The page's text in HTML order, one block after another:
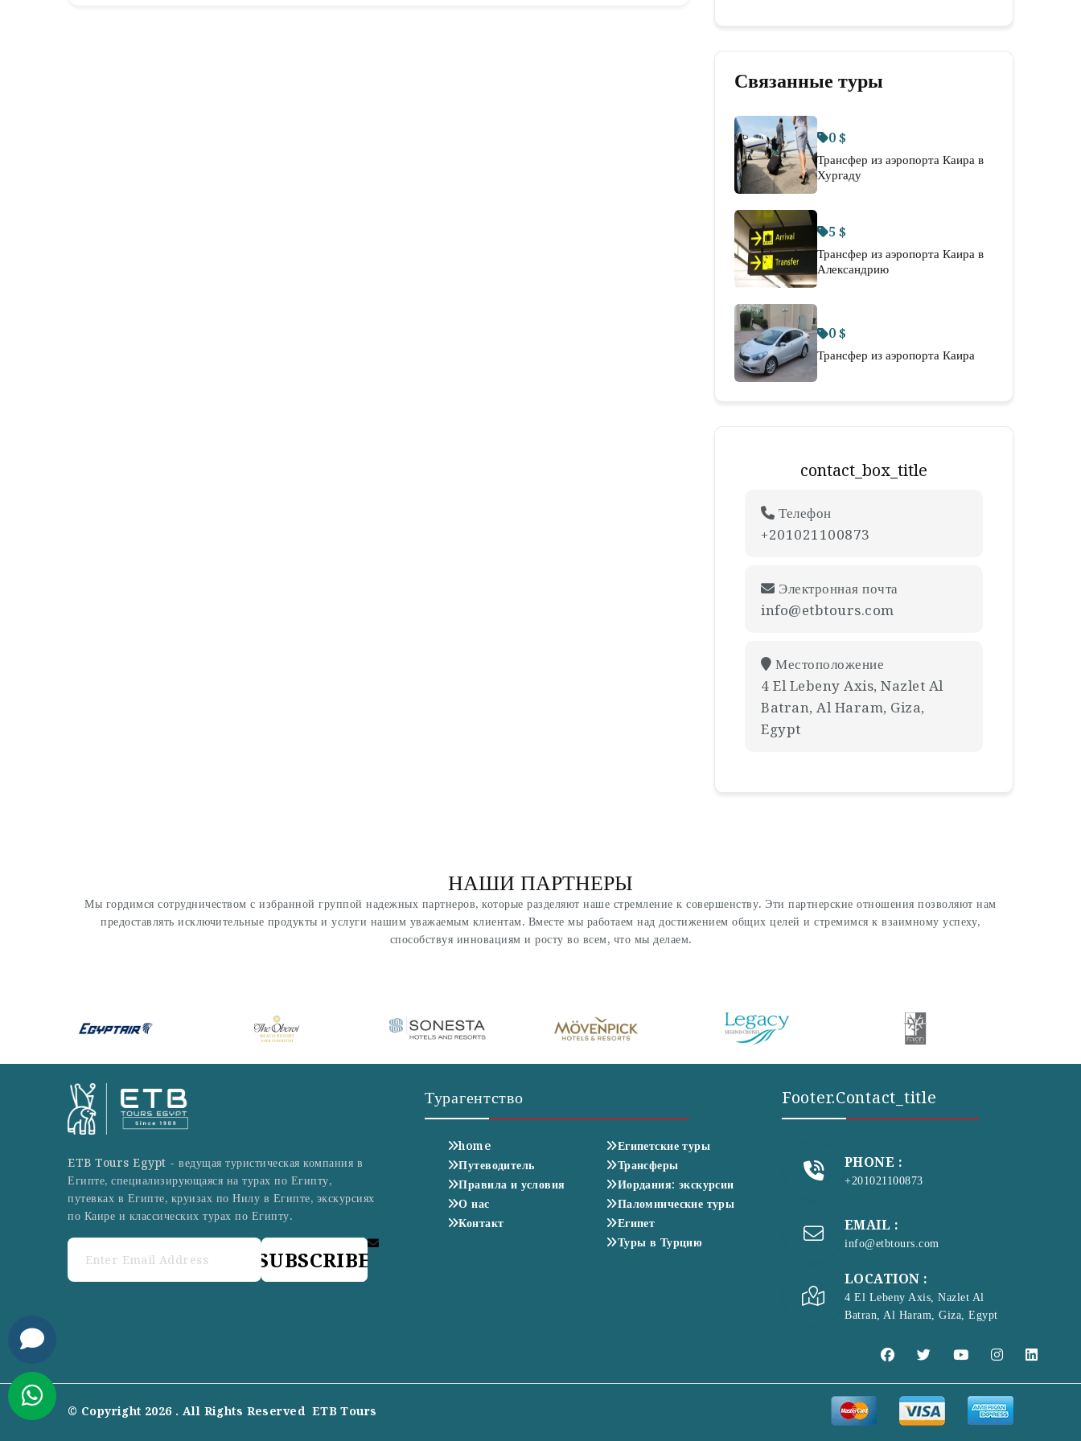
Связанные туры
0 $
Трансфер из аэропорта Каира в
Хургаду
5 $
Трансфер из аэропорта Каира в
Александрию
0 $
Трансфер из аэропорта Каира
contact_box_title
Телефон
+201021100873
Электронная почта
info@etbtours.com
Местоположение
4 El Lebeny Axis, Nazlet Al
Batran, Al Haram, Giza,
Egypt
НАШИ ПАРТНЕРЫ
Мы гордимся сотрудничеством с избранной группой надежных партнеров, которые разделяют наше стремление к совершенству. Эти партнерские отношения позволяют нам
предоставлять исключительные продукты и услуги нашим уважаемым клиентам. Вместе мы работаем над достижением общих целей и стремимся к взаимному успеху,
способствуя инновациям и росту во всем, что мы делаем.
ETB Tours Egypt - ведущая туристическая компания в
Египте, специализирующаяся на турах по Египту,
путевках в Египте, круизах по Нилу в Египте, экскурсиях
по Каире и классических турах по Египту.
SUBSCRIBE
Турагентство
home
Путеводитель
Правила и условия
О нас
Контакт
Египетские туры
Трансферы
Иордания: экскурсии
Паломнические туры
Египет
Туры в Турцию
Footer.contact_title
PHONE :
+201021100873
EMAIL :
info@etbtours.com
LOCATION :
4 El Lebeny Axis, Nazlet Al
Batran, Al Haram, Giza, Egypt
© Copyright 2026 . All Rights Reserved ETB Tours